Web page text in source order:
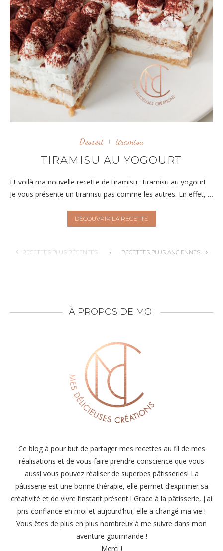
Dessert tiramisu
TIRAMISU AU YOGOURT
Et voilà ma nouvelle recette de tiramisu : tiramisu au yogourt.
Je vous présente un tiramisu pas comme les autres. En effet, …
DÉCOUVRIR LA RECETTE
RECETTES PLUS RÉCENTES RECETTES PLUS ANCIENNES
À PROPOS DE MOI
Ce blog à pour but de partager mes recettes au fil de mes
réalisations et de vous faire prendre conscience que vous
aussi vous pouvez réaliser de superbes pâtisseries! La
pâtisserie est une bonne thérapie, elle permet d’exprimer sa
créativité et de vivre l’instant présent ! Grace à la pâtisserie, j'ai
pris confiance en moi et aujourd’hui, elle a changé ma vie !
Vous êtes de plus en plus nombreux à me suivre dans mon
aventure gourmande !
Merci !